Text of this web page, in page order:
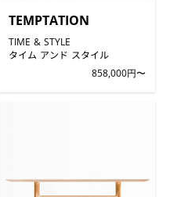
TEMPTATION
TIME & STYLE
タイム アンド スタイル
858,000円〜